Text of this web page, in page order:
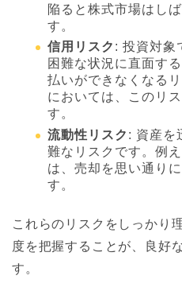
陥ると株式市場はし
す。
信用リスク : 投資対象
困難な状況に直面す
払いができなくなる
においては、このリ
す。
流動性リスク : 資産を
難なリスクです。例
は、売却を思い通り
す。
これらのリスクをしっかり
度を把握することが、良好
す。